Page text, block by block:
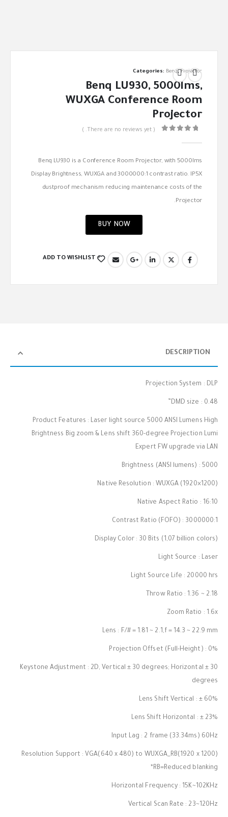
Categories: Benq,Projector
Benq LU930, 5000lms,
WUXGA Conference Room
Projector
( There are no reviews yet. )
Benq LU930 is a Conference Room Projector, with 5000lms
Display Brightness, WUXGA and 3000000:1 contrast ratio. IP5X
dustproof mechanism reducing maintenance costs of the
Projector.
BUY NOW
ADD TO WISHLIST
DESCRIPTION
Projection System : DLP
DMD size : 0.48”
Product Features : Laser light source 5000 ANSI Lumens High
Brightness Big zoom & Lens shift 360-degree Projection Lumi
Expert FW upgrade via LAN
Brightness (ANSI lumens) : 5000
Native Resolution : WUXGA (1920×1200)
Native Aspect Ratio : 16:10
Contrast Ratio (FOFO) : 3000000:1
Display Color : 30 Bits (1,07 billion colors)
Light Source : Laser
Light Source Life : 20000 hrs
Throw Ratio : 1.36 ~ 2.18
Zoom Ratio : 1.6x
Lens : F/# = 1.81 ~ 2.1,f = 14.3 ~ 22.9 mm
Projection Offset (Full-Height) : 0%
Keystone Adjustment : 2D, Vertical ± 30 degrees; Horizontal ± 30
degrees
Lens Shift Vertical : ± 60%
Lens Shift Horizontal : ± 23%
Input Lag : 2 frame (33.34ms) 60Hz
Resolution Support : VGA(640 x 480) to WUXGA_RB(1920 x 1200)
*RB=Reduced blanking
Horizontal Frequency : 15K~102KHz
Vertical Scan Rate : 23~120Hz